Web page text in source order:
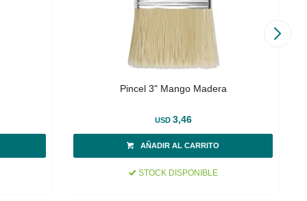
Pincel 3" Mango Madera
USD 3,46
STOCK DISPONIBLE